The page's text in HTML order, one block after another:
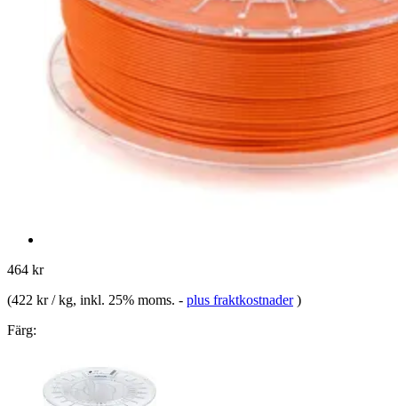
464 kr
(422 kr / kg, inkl. 25% moms. - plus fraktkostnader )
Färg: